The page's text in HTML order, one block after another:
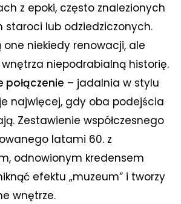
z epoki, często znalezionych
lub odziedziczonych.
niekiedy renowacji, ale
niepodrabialną historię.
połączenie – jadalnia w stylu
najwięcej, gdy oba podejścia
Zestawienie współczesnego
latami 60. z
odnowionym kredensem
efektu „muzeum” i tworzy
wnętrze.